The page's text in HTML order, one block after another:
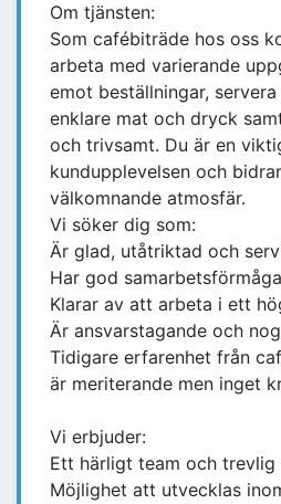
Om tjänsten:
Som cafébiträde hos oss
arbeta med varierande
emot beställningar,
enklare mat och dryck
och trivsamt. Du är en
kundupplevelsen och
välkomnande atmosfär.
Vi söker dig som:
Är glad, utåtriktad och
Har god samarbetsförmåga
Klarar av att arbeta i ett
Är ansvarstagande och
Tidigare erfarenhet från
är meriterande men inget
Vi erbjuder:
Ett härligt team och trevlig
Möjlighet att utvecklas